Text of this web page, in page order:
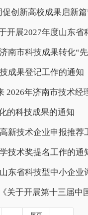
创新高校成果启新
开展2027年度山东省
南市科技成果转化“
成果登记工作的通知
2026年济南市技术经
的科技成果的通知
新技术企业申报推荐
技术奖提名工作的通
东省科技型中小企业
关于开展第十三届中